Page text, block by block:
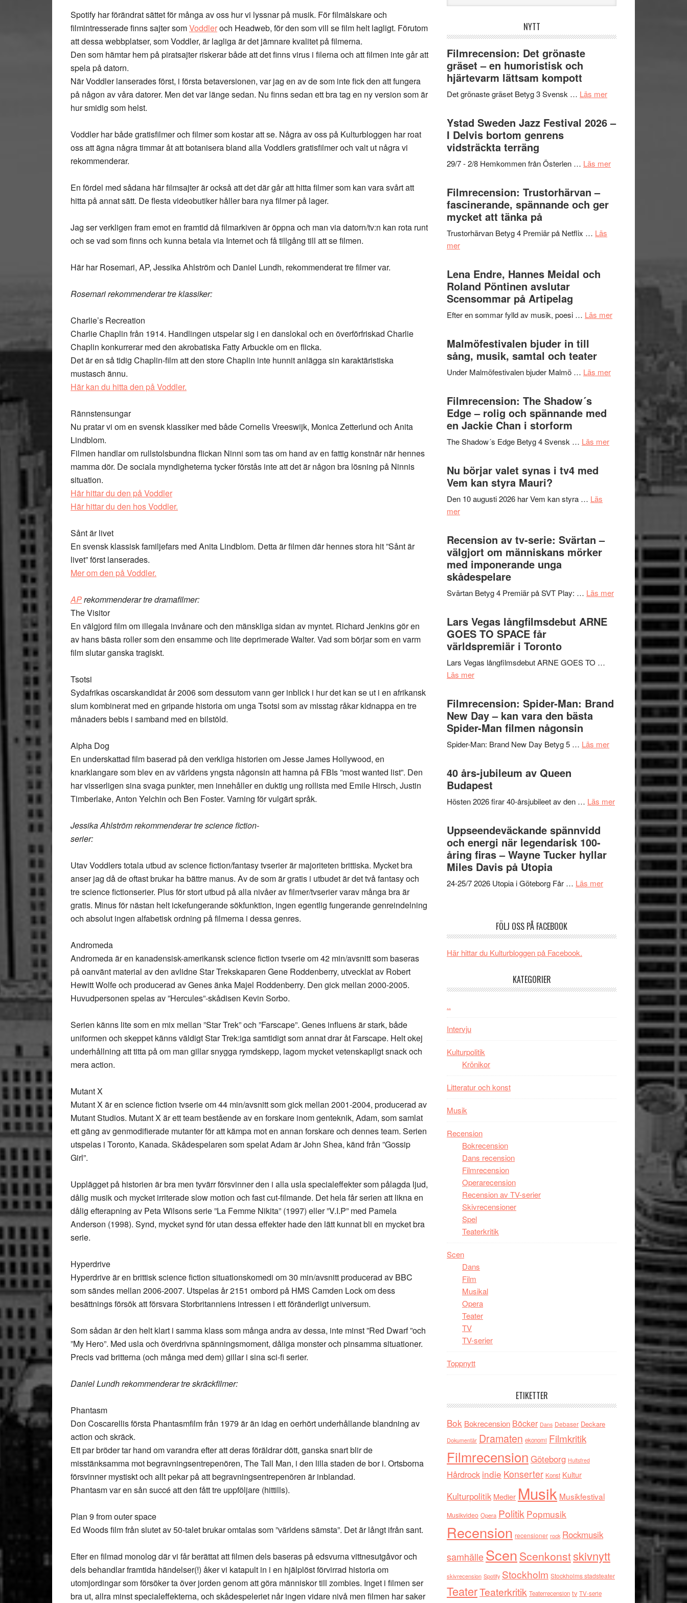
Spotify har förändrat sättet för många av oss hur vi lyssnar på musik. För filmälskare och
filmintresserade finns sajter somVoddleroch Headweb, för den som vill se film helt lagligt. Förutom
att dessa webbplatser, som Voddler, är lagliga är det jämnare kvalitet på filmerna.
Den som hämtar hem på piratsajter riskerar både att det finns virus i filerna och att filmen inte går att
spela på datorn.
När Voddler lanserades först, i första betaversionen, var jag en av de som inte fick den att fungera
på någon av våra datorer. Men det var länge sedan. Nu finns sedan ett bra tag en ny version som är
hur smidig som helst.
Voddler har både gratisfilmer och filmer som kostar att se. Några av oss på Kulturbloggen har roat
oss att ägna några timmar åt att botanisera bland alla Voddlers gratisfilmer och valt ut några vi
rekommenderar.
En fördel med sådana här filmsajter är också att det där går att hitta filmer som kan vara svårt att
hitta på annat sätt. De flesta videobutiker håller bara nya filmer på lager.
Jag ser verkligen fram emot en framtid då filmarkiven är öppna och man via datorn/tv:n kan rota runt
och se vad som finns och kunna betala via Internet och få tillgång till att se filmen.
Här har Rosemari, AP, Jessika Ahlström och Daniel Lundh, rekommenderat tre filmer var.
Rosemari rekommenderar tre klassiker:
Charlie’s Recreation
Charlie Chaplin från 1914. Handlingen utspelar sig i en danslokal och en överförfriskad Charlie
Chaplin konkurrerar med den akrobatiska Fatty Arbuckle om en flicka.
Det är en så tidig Chaplin-film att den store Chaplin inte hunnit anlägga sin karaktäristiska
mustasch ännu.
Här kan du hitta den på Voddler.
Rännstensungar
Nu pratar vi om en svensk klassiker med både Cornelis Vreeswijk, Monica Zetterlund och Anita
Lindblom.
Filmen handlar om rullstolsbundna flickan Ninni som tas om hand av en fattig konstnär när hennes
mamma dör. De sociala myndigheterna tycker förstås inte att det är någon bra lösning på Ninnis
situation.
Här hittar du den på Voddler
Här hittar du den hos Voddler.
Sånt är livet
En svensk klassisk familjefars med Anita Lindblom. Detta är filmen där hennes stora hit ”Sånt är
livet” först lanserades.
Mer om den på Voddler.
APrekommenderar tre dramafilmer:
The Visitor
En välgjord film om illegala invånare och den mänskliga sidan av myntet. Richard Jenkins gör en
av hans bästa roller som den ensamme och lite deprimerade Walter. Vad som börjar som en varm
film slutar ganska tragiskt.
Tsotsi
Sydafrikas oscarskandidat år 2006 som dessutom vann ger inblick i hur det kan se ut i en afrikansk
slum kombinerat med en gripande historia om unga Tsotsi som av misstag råkar kidnappa en tre
månaders bebis i samband med en bilstöld.
Alpha Dog
En underskattad film baserad på den verkliga historien om Jesse James Hollywood, en
knarklangare som blev en av världens yngsta någonsin att hamna på FBIs ”most wanted list”. Den
har visserligen sina svaga punkter, men innehåller en duktig ung rollista med Emile Hirsch, Justin
Timberlake, Anton Yelchin och Ben Foster. Varning för vulgärt språk.
Jessika Ahlström rekommenderar tre science fiction-
serier:
Utav Voddlers totala utbud av science fiction/fantasy tvserier är majoriteten brittiska. Mycket bra
anser jag då de oftast brukar ha bättre manus. Av de som är gratis i utbudet är det två fantasy och
tre science fictionserier. Plus för stort utbud på alla nivåer av filmer/tvserier varav många bra är
gratis. Minus för nästan helt ickefungerande sökfunktion, ingen egentlig fungerande genreindelning
och absolut ingen alfabetisk ordning på filmerna i dessa genres.
Andromeda
Andromeda är en kanadensisk-amerikansk science fiction tvserie om 42 min/avsnitt som baseras
på oanvänt material av den avlidne Star Trekskaparen Gene Roddenberry, utvecklat av Robert
Hewitt Wolfe och producerad av Genes änka Majel Roddenberry. Den gick mellan 2000-2005.
Huvudpersonen spelas av ”Hercules”-skådisen Kevin Sorbo.
Serien känns lite som en mix mellan ”Star Trek” och ”Farscape”. Genes influens är stark, både
uniformen och skeppet känns väldigt Star Trek:iga samtidigt som annat drar åt Farscape. Helt okej
underhållning att titta på om man gillar snygga rymdskepp, lagom mycket vetenskapligt snack och
mera action.
Mutant X
Mutant X är en science fiction tvserie om 44 min/avsnitt som gick mellan 2001-2004, producerad av
Mutant Studios. Mutant X är ett team bestående av en forskare inom genteknik, Adam, som samlat
ett gäng av genmodifierade mutanter för att kämpa mot en annan forskare och dennes team. Serien
utspelas i Toronto, Kanada. Skådespelaren som spelat Adam är John Shea, känd från ”Gossip
Girl”.
Upplägget på historien är bra men tyvärr försvinner den i alla usla specialeffekter som pålagda ljud,
dålig musik och mycket irriterade slow motion och fast cut-filmande. Det hela får serien att likna en
dålig efterapning av Peta Wilsons serie ”La Femme Nikita” (1997) eller ”V.I.P” med Pamela
Anderson (1998). Synd, mycket synd för utan dessa effekter hade den lätt kunnat bli en mycket bra
serie.
Hyperdrive
Hyperdrive är en brittisk science fiction situationskomedi om 30 min/avsnitt producerad av BBC
som sändes mellan 2006-2007. Utspelas år 2151 ombord på HMS Camden Lock om dess
besättnings försök att försvara Storbritanniens intressen i ett föränderligt universum.
Som sådan är den helt klart i samma klass som många andra av dessa, inte minst ”Red Dwarf ”och
”My Hero”. Med usla och överdrivna spänningsmoment, dåliga monster och pinsamma situationer.
Precis vad britterna (och många med dem) gillar i sina sci-fi serier.
Daniel Lundh rekommenderar tre skräckfilmer:
Phantasm
Don Coscarellis första Phantasmfilm från 1979 är än idag en oerhört underhållande blandning av
action och skräck.
Ett par bröder tar hand om varandra efter att deras föräldrar dött, ganska snart blir de
misstänksamma mot begravningsentrepenören, The Tall Man, i den lilla staden de bor i. Ortsborna
försvinner mystiskt och allt pekar på att begravningsentrepenören är inblandad.
Phantasm var en sån succé att den fått tre uppföljare (hittills).
Plan 9 from outer space
Ed Woods film från slutet av 50-talet brukar omtalas som ”världens sämsta”. Det är långt ifrån sant.
Efter en filmad monolog där vi får berättat att filmen dels baseras på edsvurna vittnesutgåvor och
dels behandlar framtida händelser(!) åker vi katapult in i en hjälplöst förvirrad historia om
utomjordingar som försöker ta över jorden genom att göra människor till zombies. Inget i filmen ser
bra ut, allra minst specialeffekterna, och skådespeleriet når ingen vidare nivå men filmen har saker
webbplatsen
NYTT
Filmrecension: Det grönaste
gräset – en humoristisk och
hjärtevarm lättsam kompott
Det grönaste gräset Betyg 3 Svensk … Läs merom
en
hjärtevarm
Ystad Sweden Jazz Festival 2026 –
I Delvis bortom genrens
vidsträckta terräng
29/7 - 2/8 Hemkommen från Österlen … Läs merom
genrens
Filmrecension: Trustorhärvan –
fascinerande, spännande och ger
mycket att tänka på
Trustorhärvan Betyg 4 Premiär på Netflix … Läs
merom
Trustorhärvan
–
fascinerande,
spännande
och
mycket
att
tänka
Lena Endre, Hannes Meidal och
Roland Pöntinen avslutar
Scensommar på Artipelag
Efter en sommar fylld av musik, poesi … Läs merom
Scensommar
Malmöfestivalen bjuder in till
sång, musik, samtal och teater
Under Malmöfestivalen bjuder Malmö … Läs merom
Filmrecension: The Shadow´s
Edge – rolig och spännande med
en Jackie Chan i storform
The Shadow´s Edge Betyg 4 Svensk … Läs merom
Shadow
spännande
Chan
Nu börjar valet synas i tv4 med
Vem kan styra Mauri?
Den 10 augusti 2026 har Vem kan styra … Läs
merom
valet
synas
i
tv4
med
kan
styra
Mauri?
Recension av tv-serie: Svärtan –
välgjort om människans mörker
med imponerande unga
skådespelare
Svärtan Betyg 4 Premiär på SVT Play: … Läs merom
Recension
Svärtan
människans
mörker
imponerande
Lars Vegas långfilmsdebut ARNE
GOES TO SPACE får
världspremiär i Toronto
Lars Vegas långfilmsdebut ARNE GOES TO …
Läs merom
långfilmsdebut
ARNE
GOES
TO
får
världspremiär
i
Filmrecension: Spider-Man: Brand
New Day – kan vara den bästa
Spider-Man filmen någonsin
Spider-Man: Brand New Day Betyg 5 … Läs merom
Filmrecension:
New
någonsin
40 års-jubileum av Queen
Budapest
Hösten 2026 firar 40-årsjubileet av den … Läs merom
jubileum
Queen
Budapest
Uppseendeväckande spännvidd
och energi när legendarisk 100-
åring firas – Wayne Tucker hyllar
Miles Davis på Utopia
24-25/7 2026 Utopia i Göteborg Får … Läs merom
Uppseendeväckande
spännvidd
legendarisk
firas
FÖLJ OSS PÅ FACEBOOK
Här hittar du Kulturbloggen på Facebook.
KATEGORIER
..
Intervju
Kulturpolitik
Krönikor
Litteratur och konst
Musik
Recension
Bokrecension
Dans recension
Filmrecension
Operarecension
Recension av TV-serier
Skivrecensioner
Spel
Teaterkritik
Scen
Dans
Film
Musikal
Opera
Teater
TV
TV-serier
Toppnytt
ETIKETTER
Bok Bokrecension Böcker Dans Debaser Deckare
Dokumentär Dramaten ekonomi Filmkritik
Filmrecension Göteborg Hultsfred
Hårdrock indie Konserter Konst Kultur
Kulturpolitik Medier Musik Musikfestival
Musikvideo Opera Politik Popmusik
Recension recensioner rock Rockmusik
samhälleScen Scenkonstskivnytt
skivrecension Spotify Stockholm Stockholms stadsteater
TeaterTeaterkritik Teaterrecension tv TV-serie